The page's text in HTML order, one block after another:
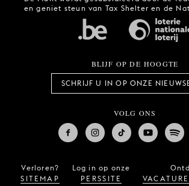
en geniet steun van Tax Shelter en de
BLIJF OP DE HOOGTE
SCHRIJF U IN OP ONZE
VOLG ONS
Verloren?
SITEMAP
Log in op onze
PERSSITE